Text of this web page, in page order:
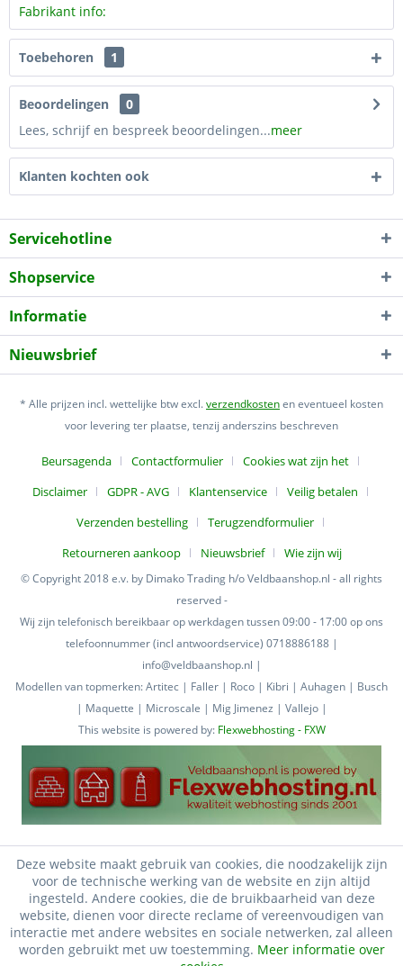
Fabrikant info:
Toebehoren 1
Beoordelingen
0
Lees, schrijf en bespreek beoordelingen...meer
Klanten kochten ook
Servicehotline
Shopservice
Informatie
Nieuwsbrief
* Alle prijzen incl. wettelijke btw excl.verzendkostenen eventueel kosten
voor levering ter plaatse, tenzij anderszins beschreven
Beursagenda Contactformulier
Cookies wat zijn het
Disclaimer
GDPR - AVG Klantenservice
Veilig betalen
Verzenden bestelling
Terugzendformulier
Retourneren aankoop
Nieuwsbrief Wie zijn wij
© Copyright 2018 e.v. by Dimako Trading h/o Veldbaanshop.nl - all rights
reserved -
Wij zijn telefonisch bereikbaar op werkdagen tussen 09:00 - 17:00 op ons
telefoonnummer (incl antwoordservice) 0718886188 |
info@veldbaanshop.nl |
Modellen van topmerken: Artitec | Faller | Roco | Kibri | Auhagen | Busch
| Maquette | Microscale | Mig Jimenez | Vallejo |
This website is powered by: Flexwebhosting - FXW
Deze website maakt gebruik van cookies, die noodzakelijk zijn
voor de technische werking van de website en zijn altijd
ingesteld. Andere cookies, die de bruikbaarheid van deze
website, dienen voor directe reclame of vereenvoudigen van
interactie met andere websites en sociale netwerken, zal alleen
worden gebruikt met uw toestemming. Meer informatie over